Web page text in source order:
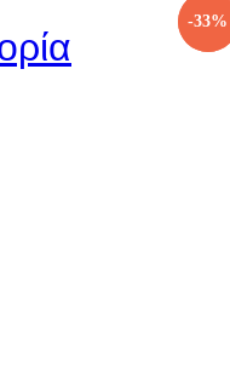
-33%
-33%